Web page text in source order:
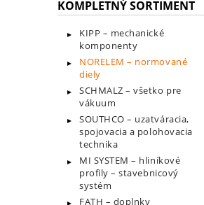
KOMPLETNÝ SORTIMENT
KIPP – mechanické
komponenty
NORELEM – normované
diely
SCHMALZ – všetko pre
vákuum
SOUTHCO – uzatváracia,
spojovacia a polohovacia
technika
MI SYSTEM – hliníkové
profily – stavebnicový
systém
FATH – doplnky